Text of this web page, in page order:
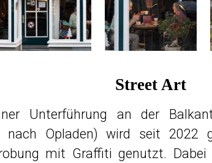
Street Art
Unterführung an der
nach Opladen) wird seit 2022
mit Graffiti genutzt.